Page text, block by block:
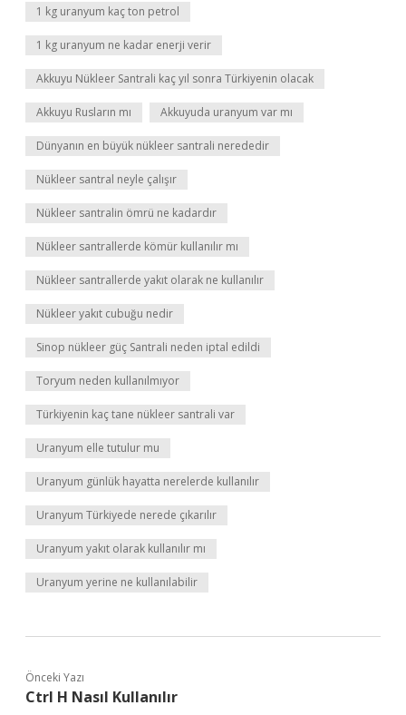
1 kg uranyum kaç ton petrol
1 kg uranyum ne kadar enerji verir
Akkuyu Nükleer Santrali kaç yıl sonra Türkiyenin olacak
Akkuyu Rusların mı Akkuyuda uranyum var mı
Dünyanın en büyük nükleer santrali nerededir
Nükleer santral neyle çalışır
Nükleer santralin ömrü ne kadardır
Nükleer santrallerde kömür kullanılır mı
Nükleer santrallerde yakıt olarak ne kullanılır
Nükleer yakıt cubuğu nedir
Sinop nükleer güç Santrali neden iptal edildi
Toryum neden kullanılmıyor
Türkiyenin kaç tane nükleer santrali var
Uranyum elle tutulur mu
Uranyum günlük hayatta nerelerde kullanılır
Uranyum Türkiyede nerede çıkarılır
Uranyum yakıt olarak kullanılır mı
Uranyum yerine ne kullanılabilir
Önceki Yazı
Ctrl H Nasıl Kullanılır